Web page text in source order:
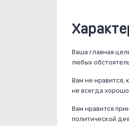
Ваша главная
любых
Вам не нравится,
не всегда
Вам нравится
политической